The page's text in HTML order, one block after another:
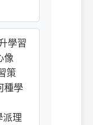
學習
像
策
種學
派理